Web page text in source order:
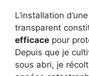
L’installation
transparent
efficace pour
Depuis que je
sous abri, je